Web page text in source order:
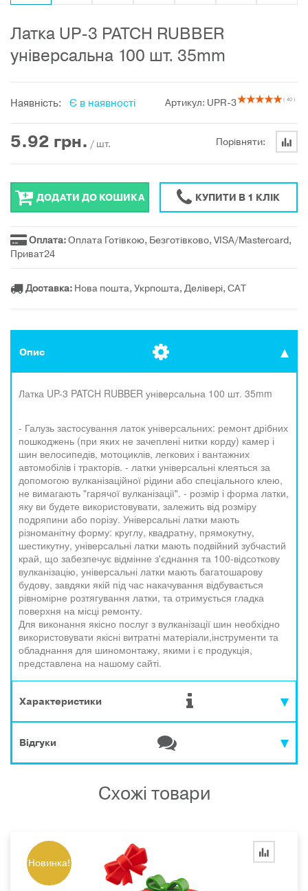
Латка UP-3 PATCH RUBBER
універсальна 100 шт. 35mm
Наявність: Є в наявності Артикул: UPR-3 ( 40 )
5.92 грн. / шт. Порівняти:
ДОДАТИ ДО КОШИКА КУПИТИ В 1 КЛІК
Оплата:Оплата Готівкою, Безготівково, VISA/Mastercard,
Приват24
Доставка: Нова пошта, Укрпошта, Делівері, САТ
Опис
Латка UP-3 PATCH RUBBER універсальна 100 шт. 35mm
- Галузь застосування латок універсальних: ремонт дрібних
пошкоджень (при яких не зачеплені нитки корду) камер і
шин велосипедів, мотоциклів, легкових і вантажних
автомобілів і тракторів. - латки універсальні клеяться за
допомогою вулканізаційної рідини або спеціального клею,
не вимагають "гарячої вулканізації". - розмір і форма латки,
яку ви будете використовувати, залежить від розміру
подряпини або порізу. Універсальні латки мають
різноманітну форму: круглу, квадратну, прямокутну,
шестикутну, універсальні латки мають подвійний зубчастий
край, що забезпечує відмінне з'єднання та 100-відсоткову
вулканізацію, універсальні латки мають багатошарову
будову, завдяки якій під час накачування відбувається
рівномірне розтягування латки, та отримується гладка
поверхня на місці ремонту.
Для виконання якісно послуг з вулканізації шин необхідно
використовувати якісні витратні матеріали,інструменти та
обладнання для шиномонтажу, якими і є продукція,
представлена на нашому сайті.
Характеристики
Відгуки
Схожі товари
Новинка!